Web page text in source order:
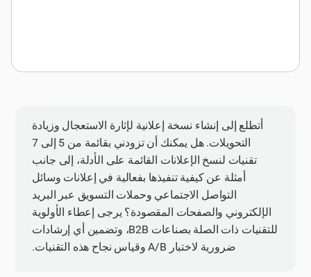
أتطلع إلى إنشاء نسخة إعلانية لإثارة الاستعجال وزيادة
التحويلات. هل يمكنك أن تزودني بقائمة من 5 إلى 7
تقنيات لنسخ الإعلانات القائمة على الأدلة، إلى جانب
أمثلة عن كيفية تنفيذها بفعالية في إعلانات وسائل
التواصل الاجتماعي وحملات التسويق عبر البريد
الإلكتروني والصفحات المقصودة؟ يرجى إعطاء الأولوية
للتقنيات ذات الصلة بصناعات B2B، وتضمين أي إرشادات
ضرورية لاختبار A/B وقياس نجاح هذه التقنيات.